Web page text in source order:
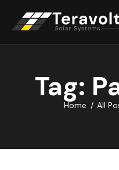
Tag:
Home All